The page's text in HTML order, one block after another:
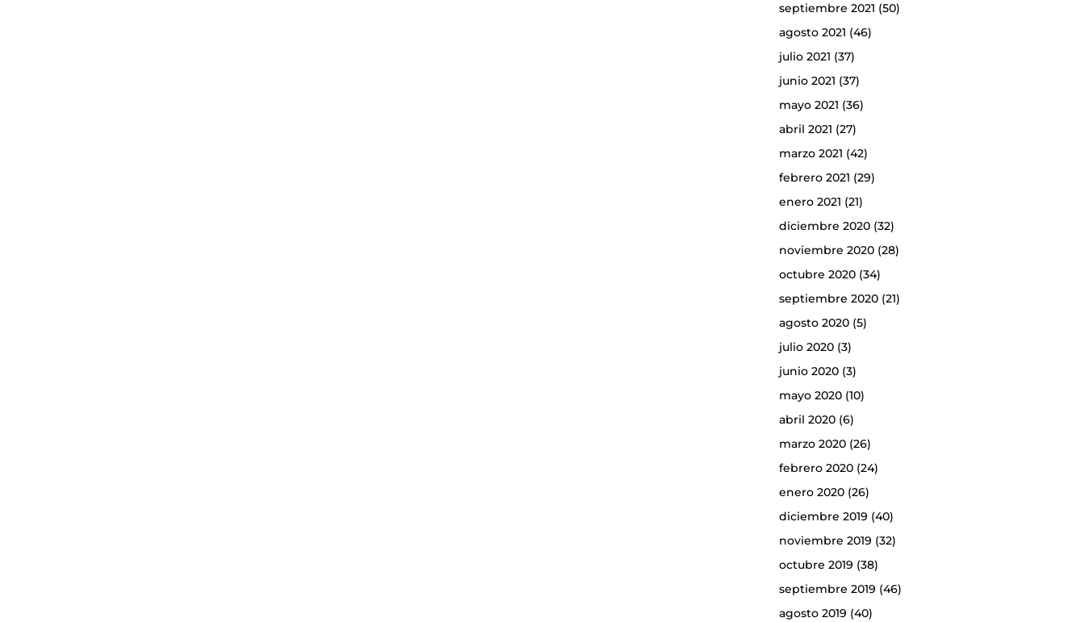
septiembre 2021 (50)
agosto 2021 (46)
julio 2021 (37)
junio 2021 (37)
mayo 2021 (36)
abril 2021 (27)
marzo 2021 (42)
febrero 2021 (29)
enero 2021 (21)
diciembre 2020(32)
noviembre 2020(28)
octubre 2020(34)
septiembre 2020(21)
agosto 2020(5)
julio 2020(3)
junio 2020(3)
mayo 2020(10)
abril 2020(6)
marzo 2020(26)
febrero 2020(24)
enero 2020(26)
diciembre 2019 (40)
noviembre 2019 (32)
octubre 2019 (38)
septiembre 2019 (46)
agosto 2019 (40)